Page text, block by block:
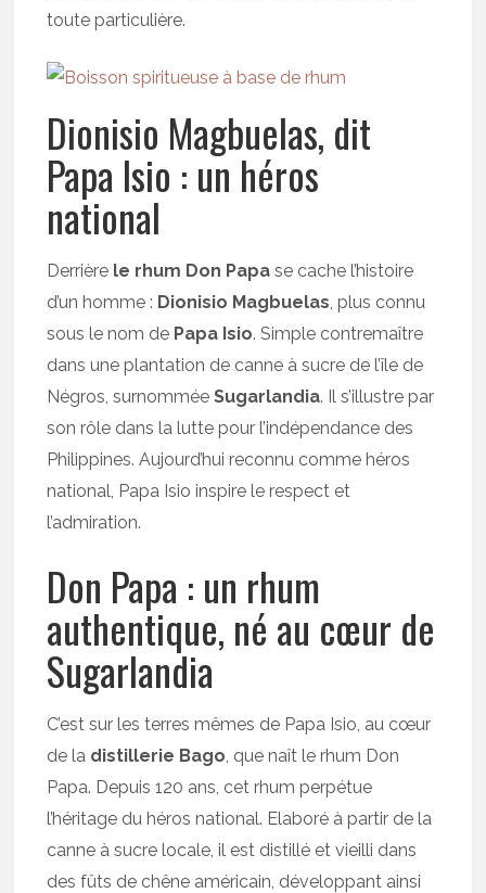
toute particulière.
Dionisio Magbuelas, dit
Papa Isio : un héros
national
Derrière le rhum Don Papa se cache l’histoire
d’un homme : Dionisio Magbuelas, plus connu
sous le nom de Papa Isio. Simple contremaître
dans une plantation de canne à sucre de l’île de
Négros, surnomméeSugarlandia. Il s’illustre par
son rôle dans la lutte pour l’indépendance des
Philippines. Aujourd’hui reconnu comme héros
national, Papa Isio inspire le respect et
l’admiration.
Don Papa : un rhum
authentique, né au cœur de
Sugarlandia
C’est sur les terres mêmes de Papa Isio, au cœur
de la distillerie Bago, que naît le rhum Don
Papa. Depuis 120 ans, cet rhum perpétue
l’héritage du héros national. Elaboré à partir de la
canne à sucre locale, il est distillé et vieilli dans
des fûts de chêne américain, développant ainsi